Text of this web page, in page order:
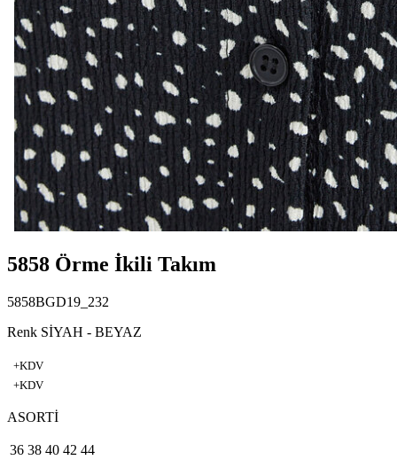
5858 Örme İkili Takım
5858BGD19_232
Renk SİYAH - BEYAZ
+KDV
+KDV
ASORTİ
36 38 40 42 44